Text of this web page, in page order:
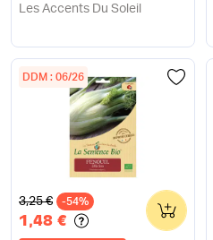
Les Accents Du Soleil
DDM : 06/26
Ancien prix
3,25 € -54%
1,48 €
0